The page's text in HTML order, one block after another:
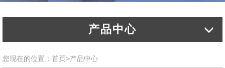
产品中心
您现在的位置： 首页>产品中心